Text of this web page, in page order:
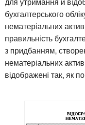
бухгалтерського
нематеріальних
правильність
з придбанням,
нематеріальних
відображені так, як